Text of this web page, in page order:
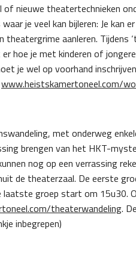
nieuwe theatertechnieken
je veel kan bijleren: Je kan
aanleren. Tijdens
hoe je met kinderen of
je wel op voorhand
www.heistskamertoneel.com/
met onderweg
brengen van het HKT-
nog op een verrassing
de theaterzaal. De eerste
laatste groep start om 15u30.
theaterwandeling.
inbegrepen)